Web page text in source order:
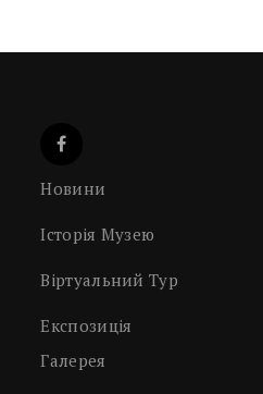
Новини
Історія Музею
Віртуальний Тур
Експозиція
Галерея